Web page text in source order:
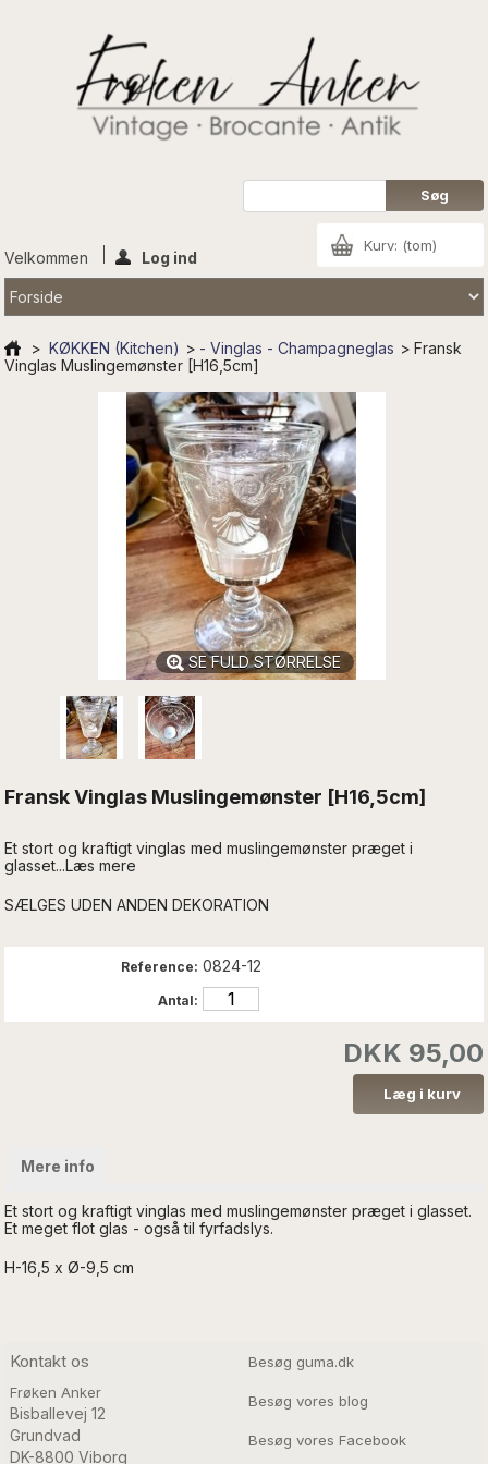
Kurv: (tom)
Velkommen Log ind
> KØKKEN (Kitchen) > - Vinglas - Champagneglas > Fransk
Vinglas Muslingemønster [H16,5cm]
SE FULD STØRRELSE
Fransk Vinglas Muslingemønster [H16,5cm]
Et stort og kraftigt vinglas med muslingemønster præget i
glasset...Læs mere
SÆLGES UDEN ANDEN DEKORATION
Reference: 0824-12
Antal:
DKK 95,00
Mere info
Et stort og kraftigt vinglas med muslingemønster præget i glasset.
Et meget flot glas - også til fyrfadslys.
H-16,5 x Ø-9,5 cm
Kontakt os
Frøken Anker
Bisballevej 12
Grundvad
DK-8800 Viborg
Besøg guma.dk
Besøg vores blog
Besøg vores Facebook